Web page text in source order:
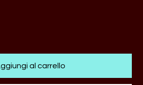
al carrello